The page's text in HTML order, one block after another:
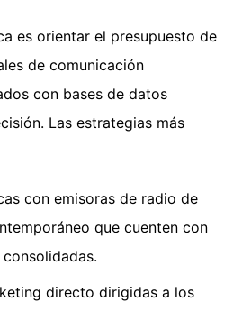
es orientar el presupuesto de
de comunicación
con bases de datos
Las estrategias más
con emisoras de radio de
que cuenten con
directo dirigidas a los